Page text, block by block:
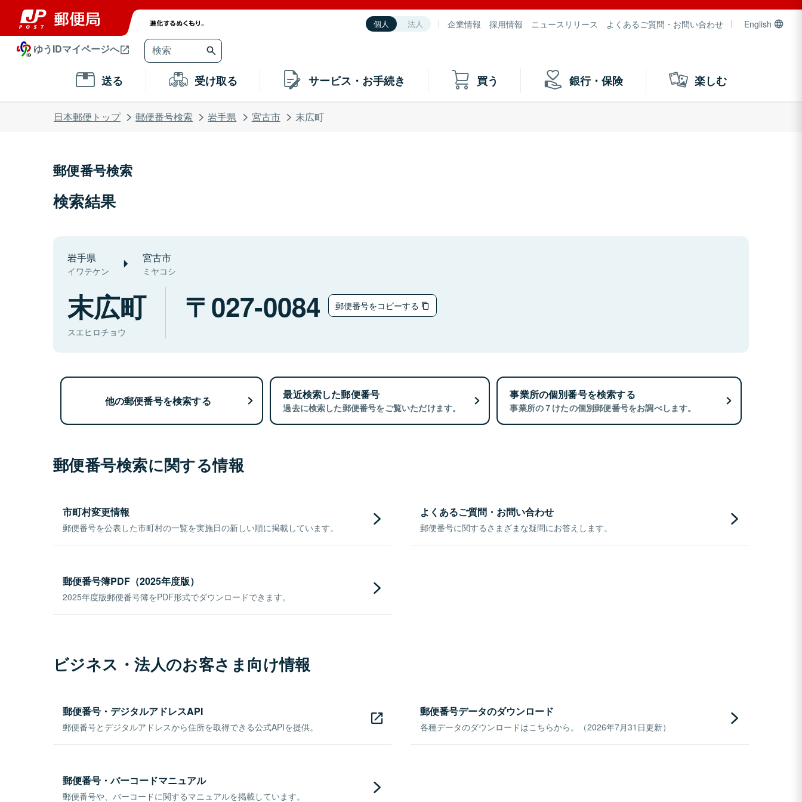
個人 法人 企業情報 採用情報 ニュースリリース よくあるご質問・お問い合わせ English
ゆうIDマイページへ
送る 受け取る サービス・お手続き 買う 銀行・保険 楽しむ
日本郵便トップ 郵便番号検索 岩手県 宮古市 末広町
郵便番号検索
検索結果
岩手県
イワテケン
宮古市
ミヤコシ
末広町
スエヒロチョウ
027-0084 郵便番号をコピーする
他の郵便番号を検索する 最近検索した郵便番号
過去に検索した郵便番号をご覧いただけます。
事業所の個別番号を検索する
事業所の７けたの個別郵便番号をお調べします。
郵便番号検索に関する情報
市町村変更情報
郵便番号を公表した市町村の一覧を実施日の新しい順に掲載しています。
よくあるご質問・お問い合わせ
郵便番号に関するさまざまな疑問にお答えします。
郵便番号簿PDF（2025年度版）
2025年度版郵便番号簿をPDF形式でダウンロードできます。
ビジネス・法人のお客さま向け情報
郵便番号・デジタルアドレスAPI
郵便番号とデジタルアドレスから住所を取得できる公式APIを提供。
郵便番号データのダウンロード
各種データのダウンロードはこちらから。（2026年7月31日更新）
郵便番号・バーコードマニュアル
郵便番号や、バーコードに関するマニュアルを掲載しています。